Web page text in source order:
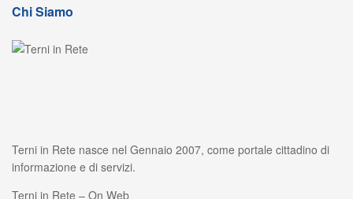
Chi Siamo
Terni in Rete nasce nel Gennaio 2007, come portale cittadino di
informazione e di servizi.
Terni in Rete – On Web